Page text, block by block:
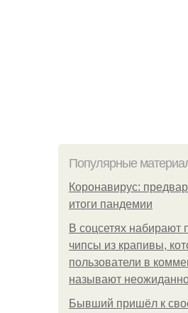
Популярные
Коронавирус:
итоги пандемии
В соцсетях набирают
чипсы из крапивы,
пользователи в
называют
Бывший пришёл к